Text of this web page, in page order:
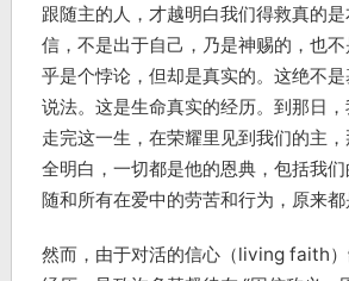
跟随主的人，才越明白我们得救真的
信，不是出于自己，乃是神赐的，也
乎是个悖论，但却是真实的。这绝不
说法。这是生命真实的经历。到那日
走完这一生，在荣耀里见到我们的主
全明白，一切都是他的恩典，包括我
随和所有在爱中的劳苦和行为，原来都
然而，由于对活的信心（living faith